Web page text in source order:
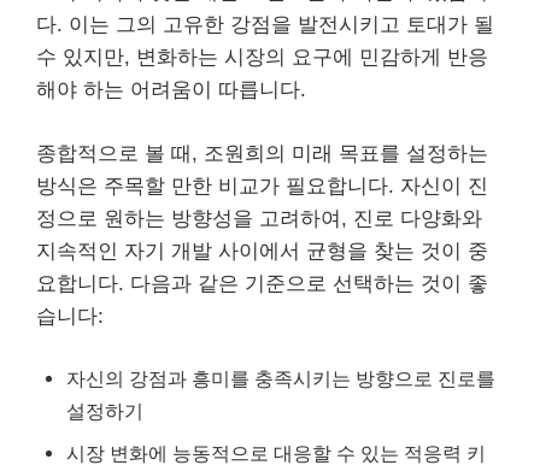
다. 이는 그의 고유한 강점을 발전시키고 토대가 될
수 있지만, 변화하는 시장의 요구에 민감하게 반응
해야 하는 어려움이 따릅니다.
종합적으로 볼 때, 조원희의 미래 목표를 설정하는
방식은 주목할 만한 비교가 필요합니다. 자신이 진
정으로 원하는 방향성을 고려하여, 진로 다양화와
지속적인 자기 개발 사이에서 균형을 찾는 것이 중
요합니다. 다음과 같은 기준으로 선택하는 것이 좋
습니다:
자신의 강점과 흥미를 충족시키는 방향으로 진로를
설정하기
시장 변화에 능동적으로 대응할 수 있는 적응력 키